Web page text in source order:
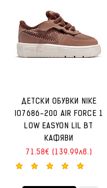
ДЕТСКИ ОБУВКИ NIKE
IO7686-200 AIR FORCE 1
LOW EASYON LIL BT
КАФЯВИ
71.58€ (139.99лв.)